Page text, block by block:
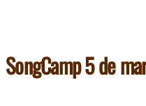
SongCamp 5 de